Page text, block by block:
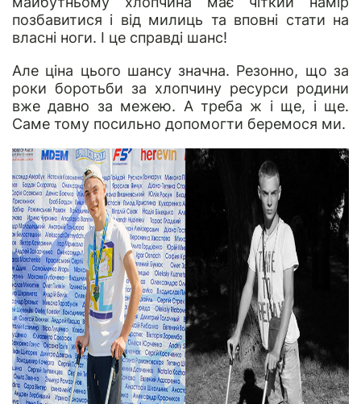
позбавитися і від милиць та вповні стати на
власні ноги. І це справді шанс!
Але ціна цього шансу значна. Резонно, що за
роки боротьби за хлопчину ресурси родини
вже давно за межею. А треба ж і ще, і ще.
Саме тому посильно допомогти беремося ми.